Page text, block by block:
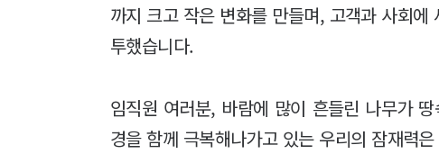
까지 크고 작은 변화를 만들며, 고객과 사회
투했습니다.
임직원 여러분, 바람에 많이 흔들린 나무가
경을 함께 극복해나가고 있는 우리의 잠재력